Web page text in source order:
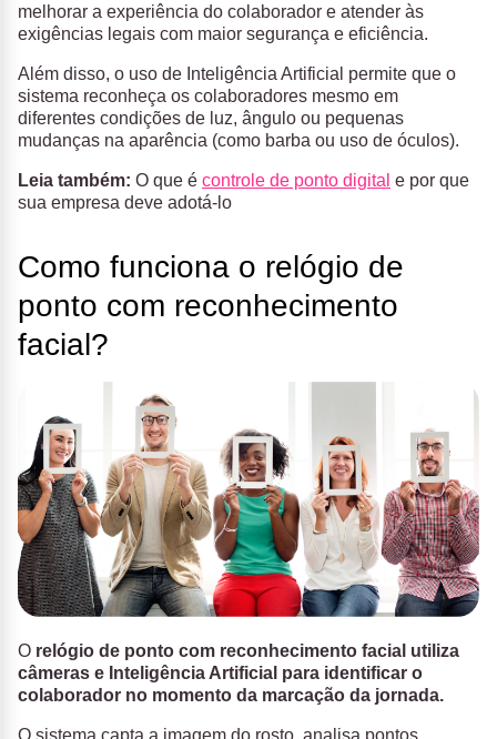
melhorar a experiência do colaborador e atender às
exigências legais com maior segurança e eficiência.
Além disso, o uso de Inteligência Artificial permite que o
sistema reconheça os colaboradores mesmo em
diferentes condições de luz, ângulo ou pequenas
mudanças na aparência (como barba ou uso de óculos).
Leia também: O que é controle de ponto digital e por que
sua empresa deve adotá-lo
Como funciona o relógio de
ponto com reconhecimento
facial​?
O relógio de ponto com reconhecimento facial utiliza
câmeras e Inteligência Artificial para identificar o
colaborador no momento da marcação da jornada.
O sistema capta a imagem do rosto, analisa pontos